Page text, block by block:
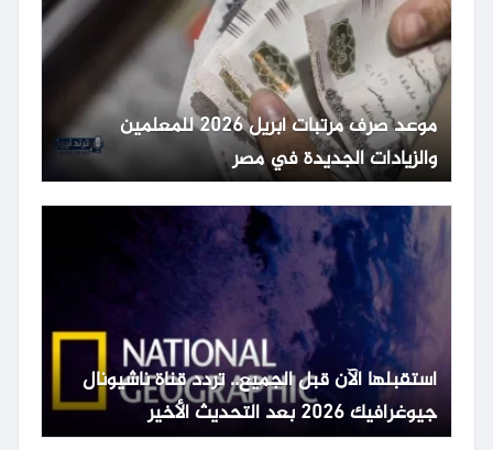
موعد صرف مرتبات أبريل 2026 للمعلمين
والزيادات الجديدة في مصر
استقبلها الآن قبل الجميع.. تردد قناة ناشيونال
جيوغرافيك 2026 بعد التحديث الأخير